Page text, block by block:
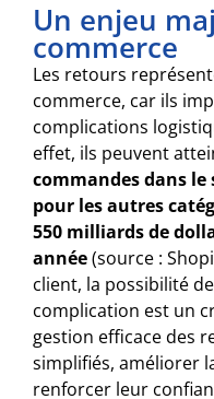
Un enjeu
commerce
Les retours
commerce, car ils
complications
effet, ils peuvent
commandes dans le
pour les autres
550 milliards de
année(source :
client, la possibilité
complication est un
gestion efficace des
simplifiés, améliorer
renforcer leur